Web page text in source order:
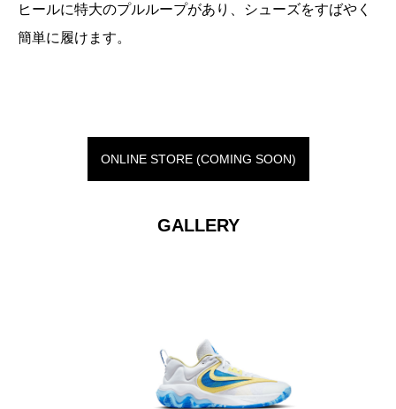
ヒールに特大のプルループがあり、シューズをすばやく
簡単に履けます。
ONLINE STORE (COMING SOON)
GALLERY